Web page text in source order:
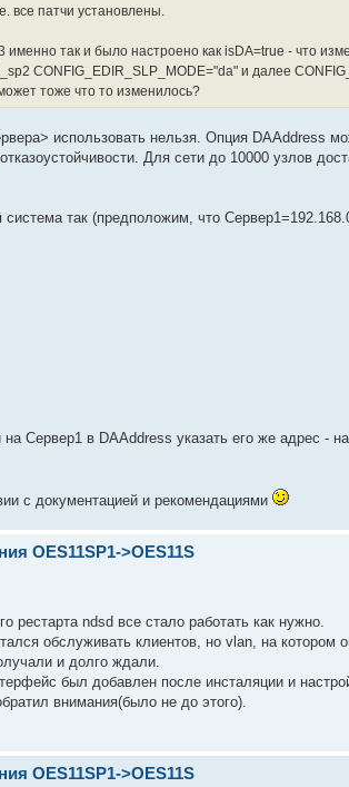
все патчи установлены.
так и было настроено как isDA=true - что
CONFIG_EDIR_SLP_MODE="da" и далее
тоже что то изменилось?
использовать нельзя. Опция DAAddress
Для сети до 10000 узлов
система так (предположим, что
Сервер1 в DAAddress указать его же адрес -
с документацией и рекомендациями
OES11SP1->OES11S
рестарта ndsd все стало работать как нужно.
обслуживать клиентов, но vlan, на котором
и долго ждали.
был добавлен после инсталяции и
внимания(было не до этого).
OES11SP1->OES11S